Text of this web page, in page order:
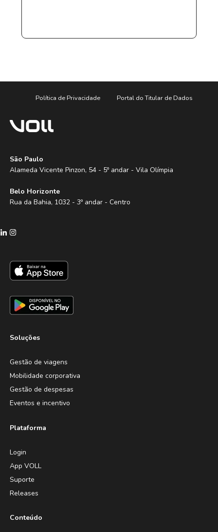
Política de Privacidade Portal do Titular de Dados
São Paulo
Alameda Vicente Pinzon, 54 - 5º andar - Vila Olímpia
Belo Horizonte
Rua da Bahia, 1032 - 3º andar - Centro
Soluções
Gestão de viagens
Mobilidade corporativa
Gestão de despesas
Eventos e incentivo
Plataforma
Login
App VOLL
Suporte
Releases
Conteúdo